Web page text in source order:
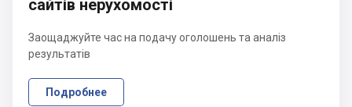
сайтів нерухомості
Заощаджуйте час на подачу оголошень та аналіз
результатів
Подробнее